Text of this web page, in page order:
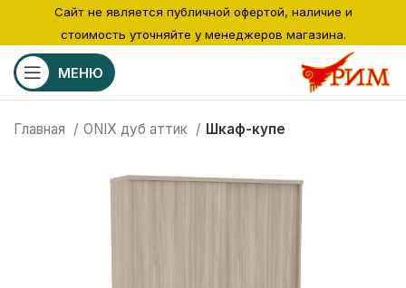
МЕНЮ
Главная ONIX дуб аттик Шкаф-купе
Сайт не является публичной офертой, наличие и
стоимость уточняйте у менеджеров магазина.